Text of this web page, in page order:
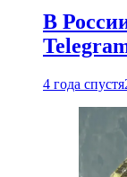
В
4 года спустя